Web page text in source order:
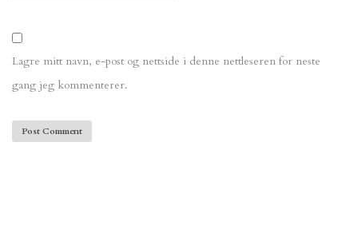
Lagre mitt navn, e-post og nettside i denne nettleseren for neste
gang jeg kommenterer.